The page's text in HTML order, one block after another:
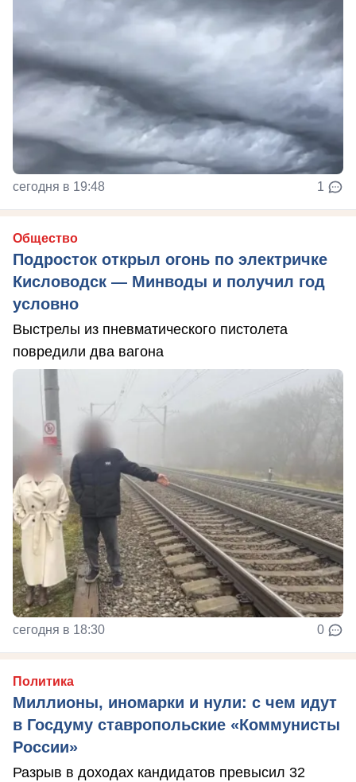
сегодня в 19:48 1
Общество
Подросток открыл огонь по электричке
Кисловодск — Минводы и получил год
условно
Выстрелы из пневматического пистолета
повредили два вагона
сегодня в 18:30 0
Политика
Миллионы, иномарки и нули: с чем идут
в Госдуму ставропольские «Коммунисты
России»
Разрыв в доходах кандидатов превысил 32